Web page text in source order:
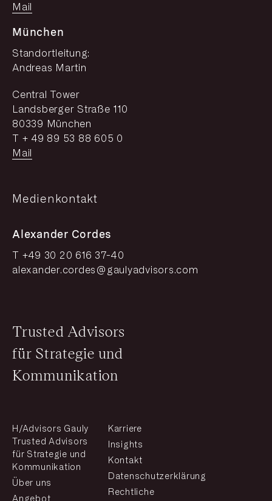
Mail
München
Standortleitung:
Andreas Martin
Central Tower
Landsberger Straße 110
80339 München
T + 49 89 53 88 605 0
Mail
Medienkontakt
Alexander Cordes
T +49 30 20 616 37-40
alexander.cordes@gaulyadvisors.com
Trusted Advisors
für Strategie und
Kommunikation
H/Advisors Gauly
Trusted Advisors
für Strategie und
Kommunikation
Über uns
Angebot
Karriere
Insights
Kontakt
Datenschutzerklärung
Rechtliche